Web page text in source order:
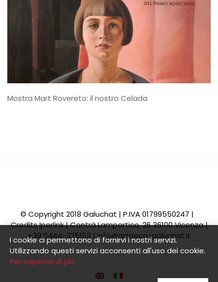
Mostra Mart Rovereto: il nostro Celada
© Copyright 2018 Galuchat | P.IVA 01799550247 |
CreditsIperlink| Contrà Lampertico, 26 36100 Vicenza |
+39 0444-325153 | info@artdeco-galuchat.it
I cookie ci permettono di fornirvi i nostri servizi.
Utilizzando questi servizi acconsenti all'uso dei cookie.
Per saperne di più